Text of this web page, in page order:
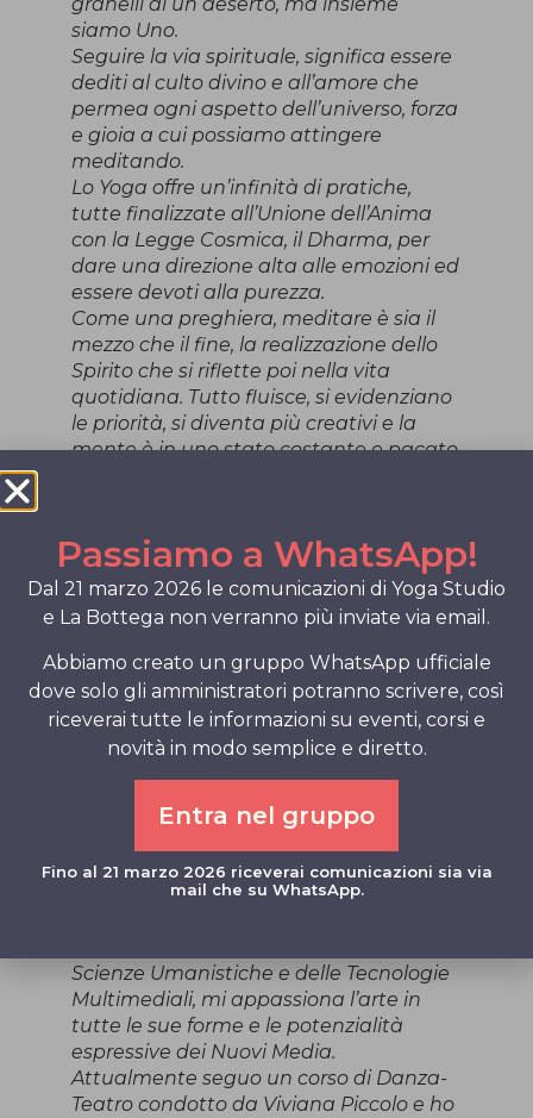
siamo Uno.
Seguire la via spirituale, significa essere
dediti al culto divino e all’amore che
permea ogni aspetto dell’universo, forza
e gioia a cui possiamo attingere
meditando.
Lo Yoga offre un’infinità di pratiche,
tutte finalizzate all’Unione dell’Anima
con la Legge Cosmica, il Dharma, per
dare una direzione alta alle emozioni ed
essere devoti alla purezza.
Come una preghiera, meditare è sia il
mezzo che il fine, la realizzazione dello
Spirito che si riflette poi nella vita
quotidiana. Tutto fluisce, si evidenziano
le priorità, si diventa più creativi e la
mente è in uno stato costante e pacato
Luna.
Allo stesso modo, se noi ci
plachiamo, riflettiamo il divino”
(Lao Tse)
È necessaria la prenotazione:
Valentino 340 23 62162 (Whatsapp)
Lezione compresa in abbonamento.
Valentino e lo Staff di Yoga Studio – La
Scienze Umanistiche e delle Tecnologie
Multimediali, mi appassiona l’arte in
tutte le sue forme e le potenzialità
espressive dei Nuovi Media.
Attualmente seguo un corso di Danza-
Teatro condotto da Viviana Piccolo e ho
Passiamo a WhatsApp!
Dal 21 marzo 2026 le comunicazioni di Yoga Studio
e La Bottega non verranno più inviate via email.
Abbiamo creato un gruppo WhatsApp ufficiale
dove solo gli amministratori potranno scrivere, così
riceverai tutte le informazioni su eventi, corsi e
novità in modo semplice e diretto.
Entra nel gruppo
Fino al 21 marzo 2026 riceverai comunicazioni sia via
mail che su WhatsApp.